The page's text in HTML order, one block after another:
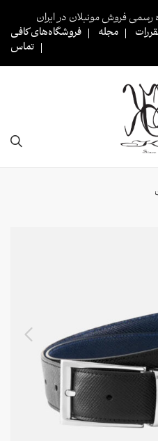
رسمی فروش مونبلان در ایران
مجله
فروشگاه‌های کافی
تماس